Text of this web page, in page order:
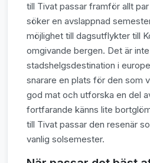
till Tivat passar framför allt
söker en avslappnad
möjlighet till dagsutflykter till
omgivande bergen. Det är
stadshelgsdestination i
snarare en plats för den som
god mat och utforska en del
fortfarande känns lite
till Tivat passar den resenär
vanlig solsemester.